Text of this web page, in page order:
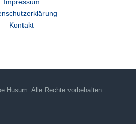
Kontakt
Husum. Alle Rechte vorbehalten.